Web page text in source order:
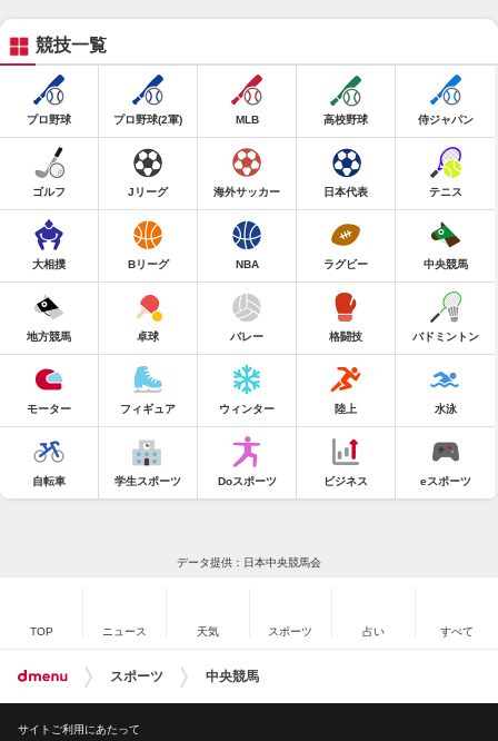
競技一覧
プロ野球 プロ野球(2軍) MLB 高校野球 侍ジャパン
ゴルフ Jリーグ 海外サッカー 日本代表 テニス
大相撲 Bリーグ NBA ラグビー 中央競馬
地方競馬 卓球 バレー 格闘技 バドミントン
モーター フィギュア ウィンター 陸上 水泳
自転車 学生スポーツ Doスポーツ ビジネス eスポーツ
データ提供：日本中央競馬会
TOP ニュース 天気 スポーツ 占い すべて
スポーツ 中央競馬
サイトご利用にあたって